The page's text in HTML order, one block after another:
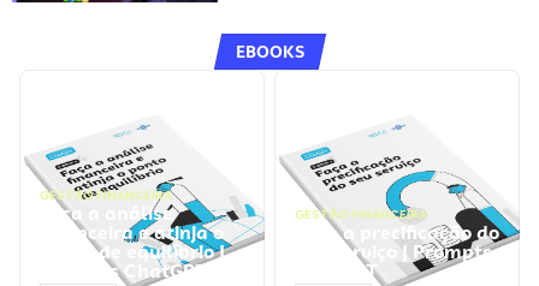
EBOOKS
GESTÃO FINANCEIRA
Faça a análise
financeira e atinja o
ponto de equilíbrio |
Prompts ChatGPT
GESTÃO FINANCEIRA
Faça a precificação do
seu serviço | Prompts
ChatGPT